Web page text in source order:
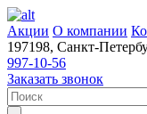
Акции О компании
197198, Санкт-
997-10-56
Заказать звонок